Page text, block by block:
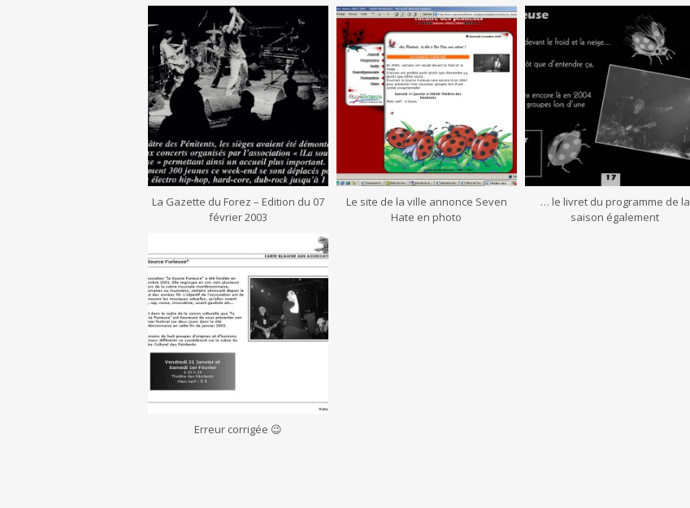
La Gazette du Forez – Edition du 07
février 2003
Le site de la ville annonce Seven
Hate en photo
… le livret du programme de la
saison également
Erreur corrigée 😉